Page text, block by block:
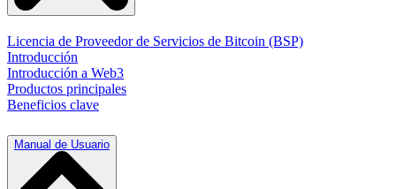
Licencia de Proveedor de Servicios de Bitcoin (BSP)
Introducción
Introducción a Web3
Productos principales
Beneficios clave
Manual de Usuario